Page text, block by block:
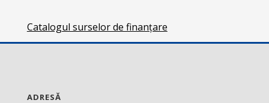
Catalogul surselor de finanțare
ADRESĂ